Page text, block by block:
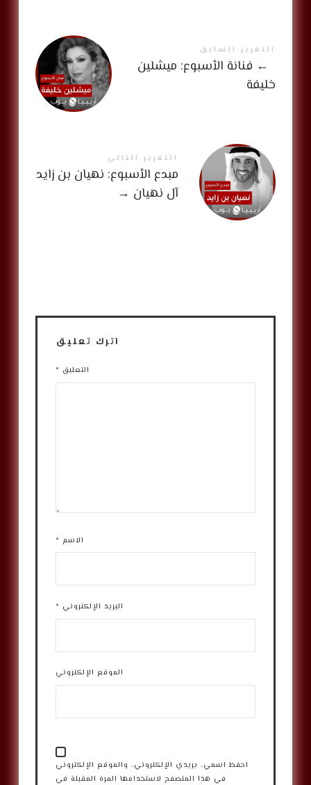
التقرير السابق
← فنانة الأسبوع: ميشلين
خليفة
التقرير التالي
مبدع الأسبوع: نهيان بن زايد
آل نهيان →
اترك تعليق
التعليق *
الاسم *
البريد الإلكتروني *
الموقع الإلكتروني
احفظ اسمي، بريدي الإلكتروني، والموقع الإلكتروني
في هذا المتصفح لاستخدامها المرة المقبلة في